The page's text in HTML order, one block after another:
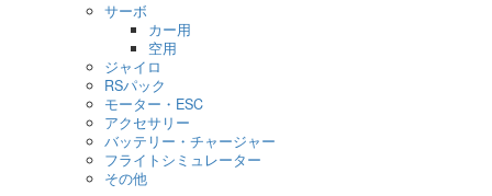
サーボ
カー用
空用
ジャイロ
RSパック
モーター・ESC
アクセサリー
バッテリー・チャージャー
フライトシミュレーター
その他